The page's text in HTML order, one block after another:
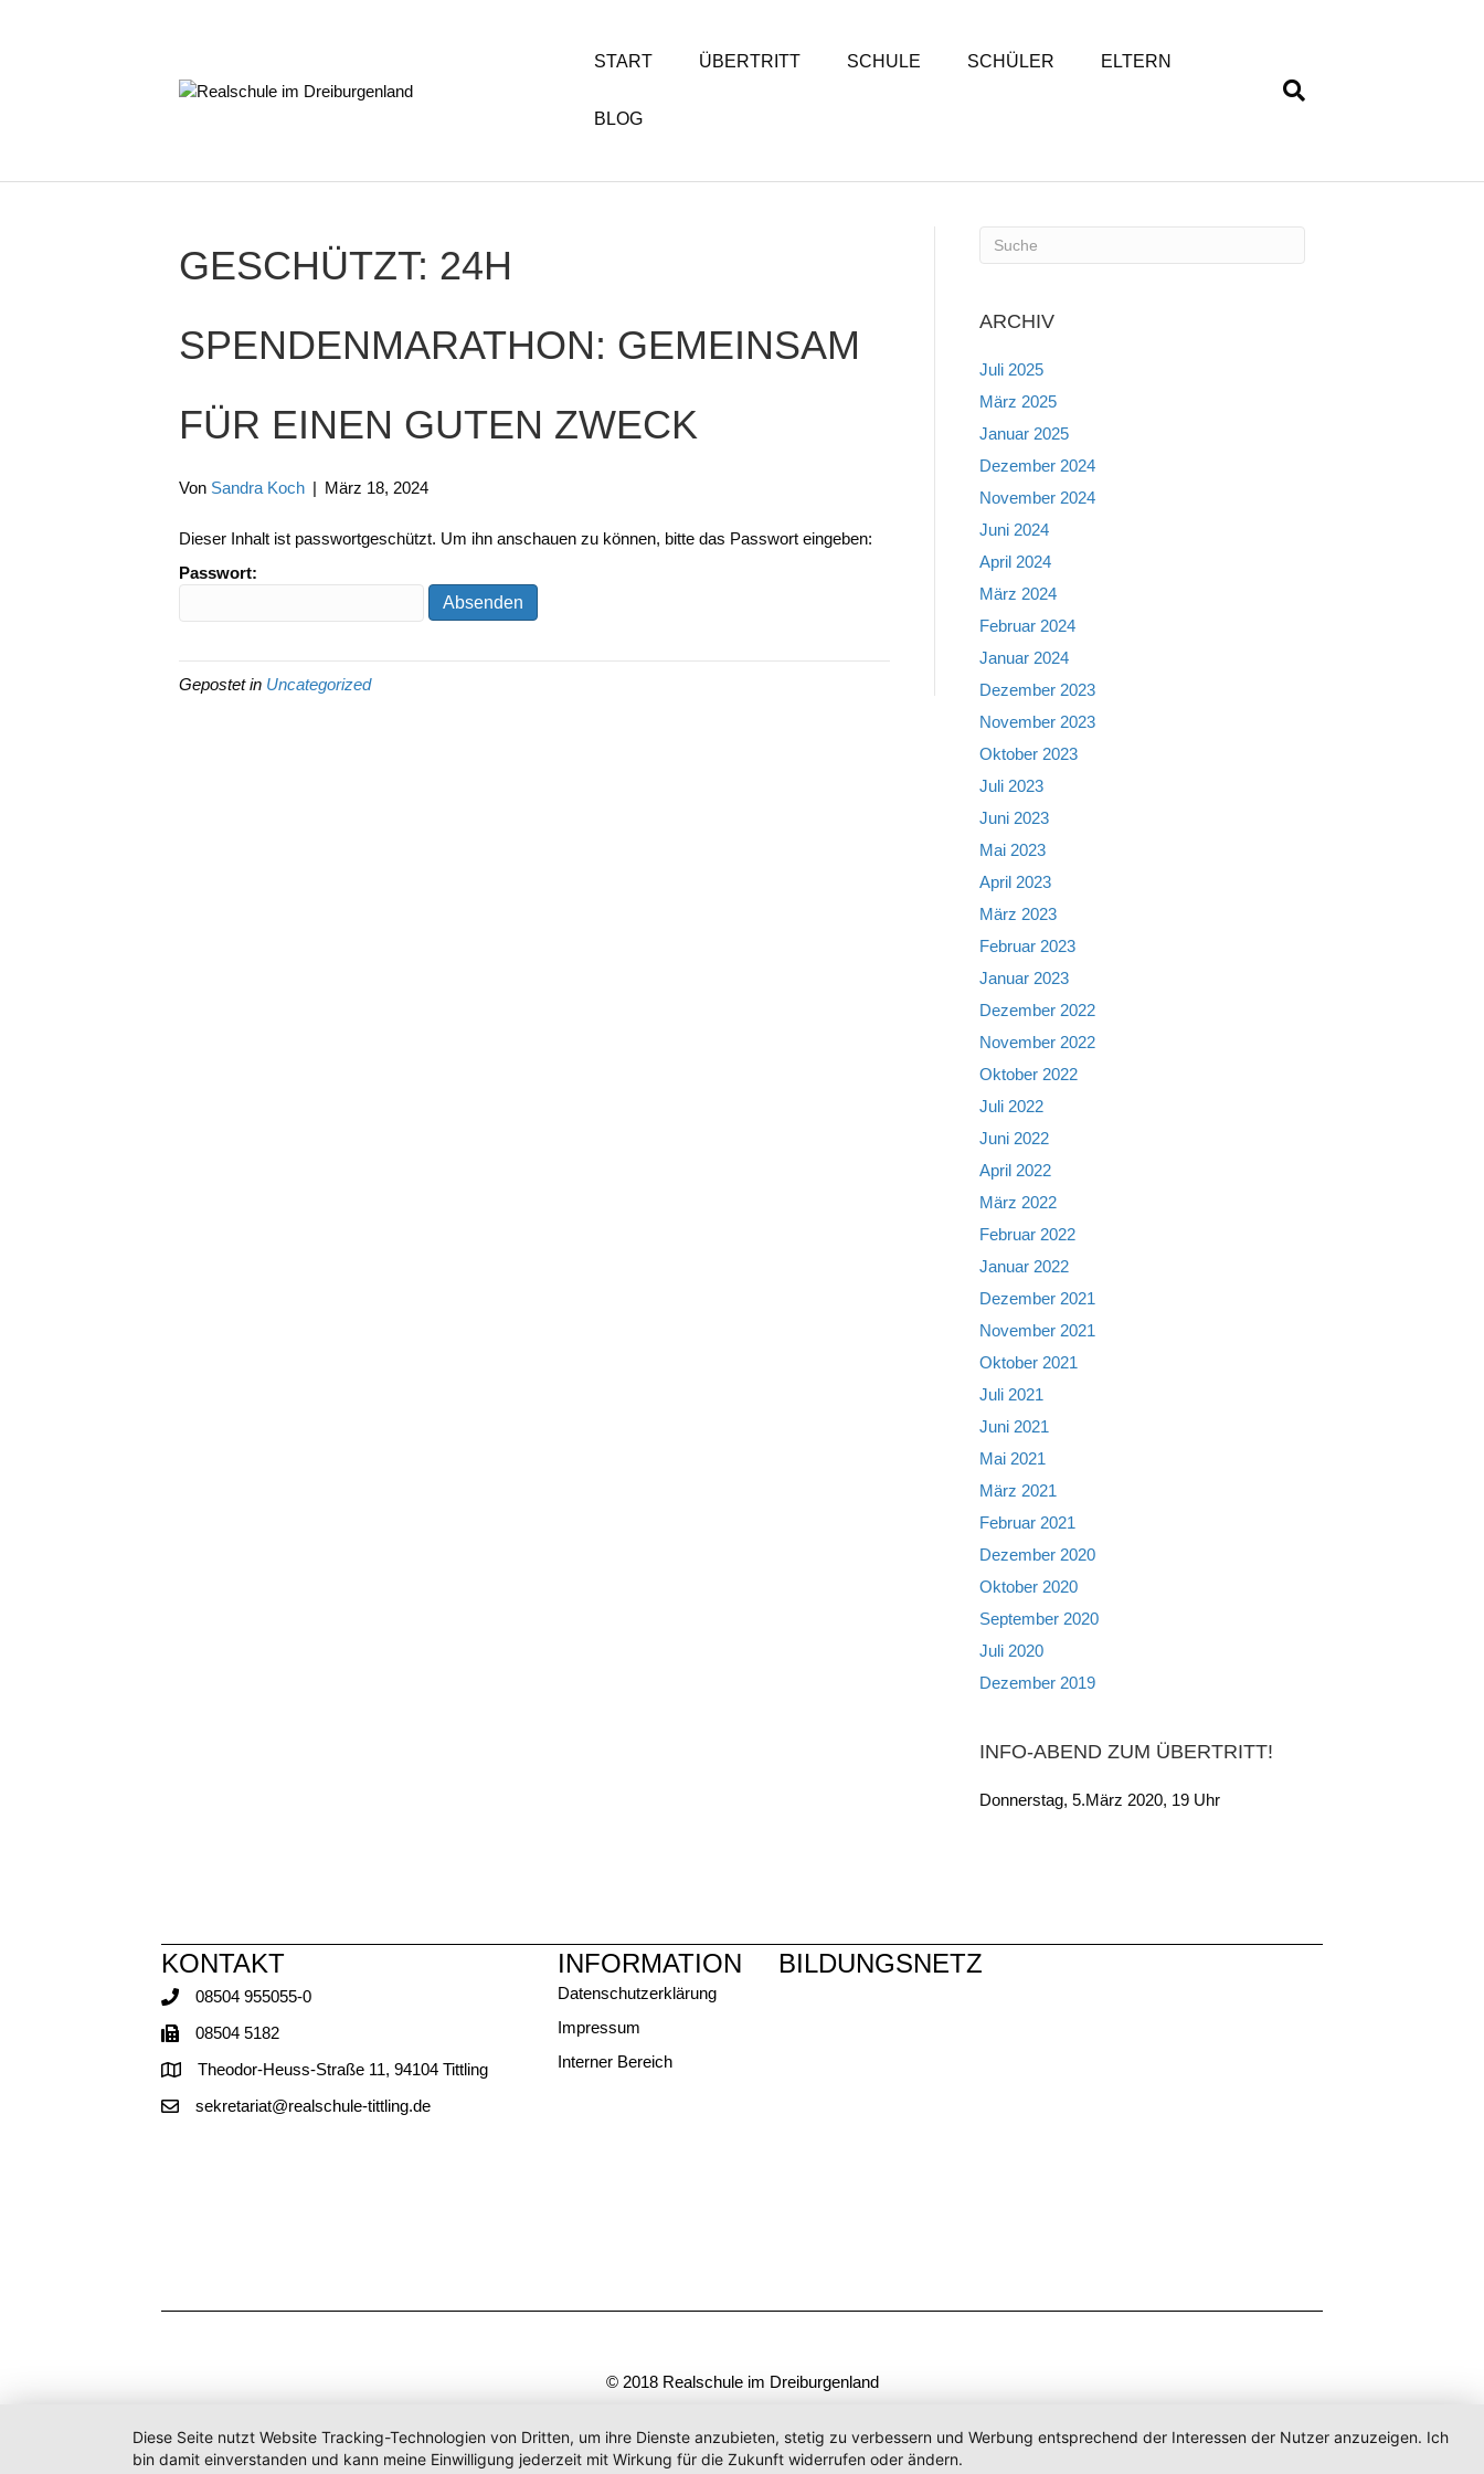
START ÜBERTRITT SCHULE SCHÜLER ELTERN
BLOG
GESCHÜTZT: 24H
SPENDENMARATHON: GEMEINSAM
FÜR EINEN GUTEN ZWECK
Von Sandra Koch | März 18, 2024
Dieser Inhalt ist passwortgeschützt. Um ihn anschauen zu können, bitte das Passwort eingeben:
Passwort:
Gepostet in Uncategorized
ARCHIV
Juli 2025
März 2025
Januar 2025
Dezember 2024
November 2024
Juni 2024
April 2024
März 2024
Februar 2024
Januar 2024
Dezember 2023
November 2023
Oktober 2023
Juli 2023
Juni 2023
Mai 2023
April 2023
März 2023
Februar 2023
Januar 2023
Dezember 2022
November 2022
Oktober 2022
Juli 2022
Juni 2022
April 2022
März 2022
Februar 2022
Januar 2022
Dezember 2021
November 2021
Oktober 2021
Juli 2021
Juni 2021
Mai 2021
März 2021
Februar 2021
Dezember 2020
Oktober 2020
September 2020
Juli 2020
Dezember 2019
INFO-ABEND ZUM ÜBERTRITT!
Donnerstag, 5.März 2020, 19 Uhr
KONTAKT
08504 955055-0
08504 5182
Theodor-Heuss-Straße 11, 94104 Tittling
sekretariat@realschule-tittling.de
INFORMATION
Datenschutzerklärung
Impressum
Interner Bereich
BILDUNGSNETZ
© 2018 Realschule im Dreiburgenland
Diese Seite nutzt Website Tracking-Technologien von Dritten, um ihre Dienste anzubieten, stetig zu verbessern und Werbung entsprechend der Interessen der Nutzer anzuzeigen. Ich
bin damit einverstanden und kann meine Einwilligung jederzeit mit Wirkung für die Zukunft widerrufen oder ändern.